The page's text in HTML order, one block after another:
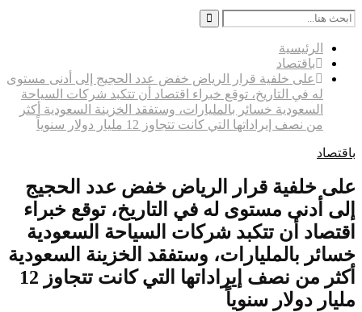
Search
for:
Search
الرئيسية
باقتصاد
على خلفية قرار الرياض خفض عدد الحجيج إلى أدنى مستوى
له في التاريخ، توقع خبراء اقتصاد أن تتكبد شركات السياحة
السعودية خسائر بالمليارات، وستفقد الخزينة السعودية أكثر
من نصف إيراداتها التي كانت تتجاوز 12 مليار دولار سنوياً
باقتصاد
على خلفية قرار الرياض خفض عدد الحجيج
إلى أدنى مستوى له في التاريخ، توقع خبراء
اقتصاد أن تتكبد شركات السياحة السعودية
خسائر بالمليارات، وستفقد الخزينة السعودية
أكثر من نصف إيراداتها التي كانت تتجاوز 12
مليار دولار سنوياً